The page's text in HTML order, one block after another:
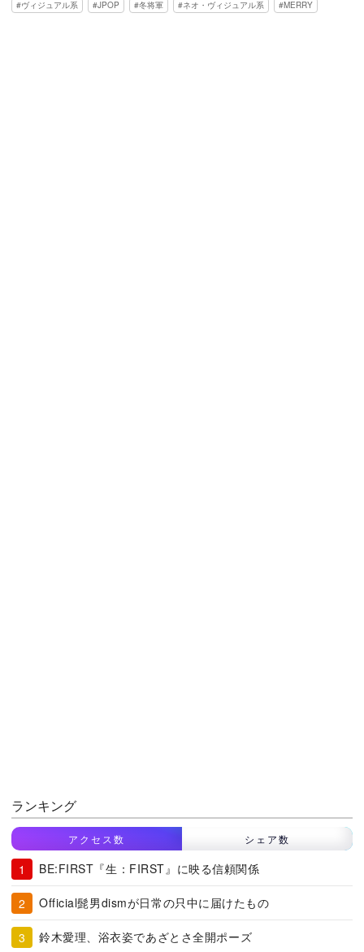
ヴィジュアル系 JPOP 冬将軍 ネオ・ヴィジュアル系 MERRY
ランキング
アクセス数 シェア数
BE:FIRST『生：FIRST』に映る信頼関係
Official髭男dismが日常の只中に届けたもの
鈴木愛理、浴衣姿であざとさ全開ポーズ